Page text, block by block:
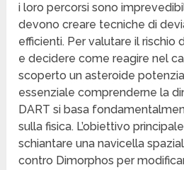
i loro percorsi sono
devono creare tecniche di
efficienti. Per valutare il rischio
e decidere come reagire nel
scoperto un asteroide
essenziale comprenderne la
DART si basa
sulla fisica. L’obiettivo
schiantare una navicella
contro Dimorphos per